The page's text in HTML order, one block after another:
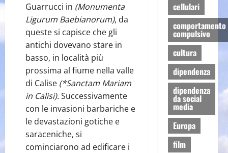
Guarrucci in (Monumenta
Ligurum Baebianorum), da
queste si capisce che gli
antichi dovevano stare in
basso, in località più
prossima al fiume nella valle
di Calise (*Sanctam Mariam
in Calisi).Successivamente
con le invasioni barbariche e
le devastazioni gotiche e
saraceniche, si
cominciarono ad edificare i
cellulari
comportamento
compulsivo
cultura
dipendenza
dipendenza
da social
media
Europa
film